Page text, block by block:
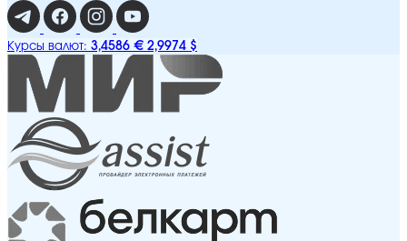
Курсы валют: 3,4586 € 2,9974 $